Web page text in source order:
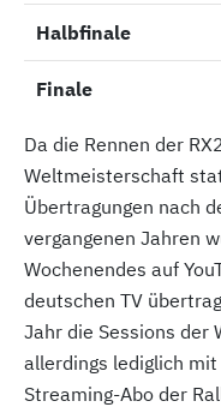
Halbfinale
Finale
Halbfinale
Finale
Da die Rennen der
Weltmeisterschaft
Übertragungen nach
vergangenen Jahren
Wochenendes auf
deutschen TV
Jahr die Sessions der
allerdings lediglich
Streaming-Abo der